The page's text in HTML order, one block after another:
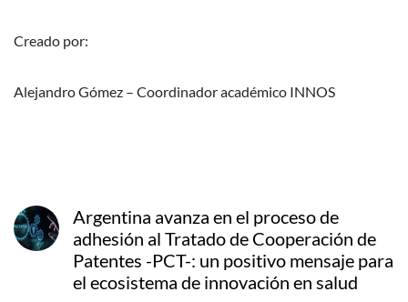
Creado por:
Alejandro Gómez – Coordinador académico INNOS
Argentina avanza en el proceso de
adhesión al Tratado de Cooperación de
Patentes -PCT-: un positivo mensaje para
el ecosistema de innovación en salud